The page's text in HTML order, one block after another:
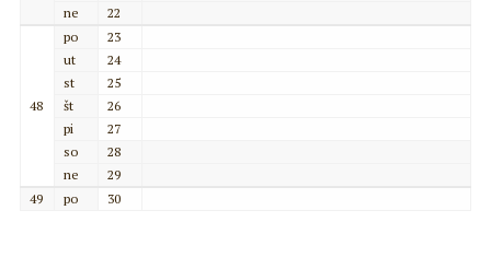
ne
22
48
po
23
ut
24
st
25
št
26
pi
27
so
28
ne
29
49
po 30